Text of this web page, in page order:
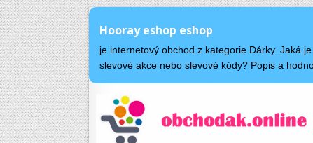
Hooray eshop eshop
je internetový obchod z kategorie Dárky. Jaká
slevové akce nebo slevové kódy? Popis a